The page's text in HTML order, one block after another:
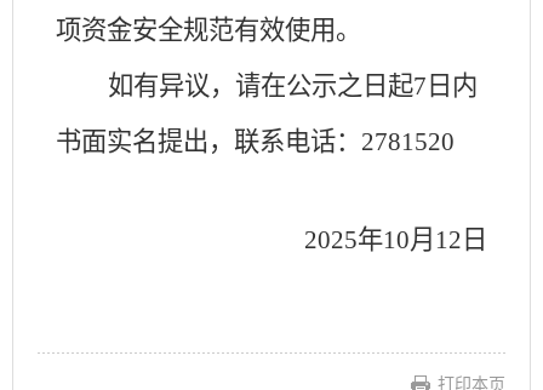
项资金安全规范有效使用。
如有异议，请在公示之日起7日内
书面实名提出，联系电话：2781520
2025年10月 12 日
打印本页